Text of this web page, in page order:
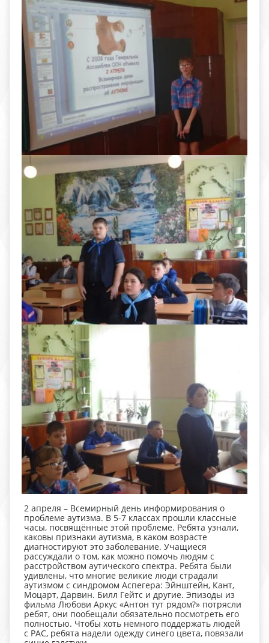
2 апреля – Всемирный день информирования о
проблеме аутизма. В 5-7 классах прошли классные
часы, посвящённые этой проблеме. Ребята узнали,
каковы признаки аутизма, в каком возрасте
диагностируют это заболевание. Учащиеся
рассуждали о том, как можно помочь людям с
расстройством аутического спектра. Ребята были
удивлены, что многие великие люди страдали
аутизмом с синдромом Аспегера: Эйнштейн, Кант,
Моцарт, Дарвин. Билл Гейтс и другие. Эпизоды из
фильма Любови Аркус «Антон тут рядом?» потрясли
ребят, они пообещали обязательно посмотреть его
полностью. Чтобы хоть немного поддержать людей
с РАС, ребята надели одежду синего цвета, повязали